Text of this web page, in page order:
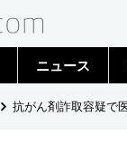
ニュース
トップ
抗がん剤詐取容疑で